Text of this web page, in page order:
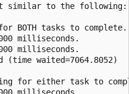
similar to the following:
BOTH tasks to complete.
milliseconds.
milliseconds.
waited=7064.8052)
for either task to
milliseconds.